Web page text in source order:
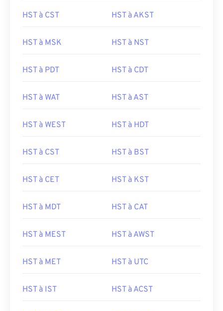
HST à CST HST à AKST
HST à MSK HST à NST
HST à PDT HST à CDT
HST à WAT HST à AST
HST à WEST HST à HDT
HST à CST HST à BST
HST à CET HST à KST
HST à MDT HST à CAT
HST à MEST HST à AWST
HST à MET HST à UTC
HST à IST HST à ACST